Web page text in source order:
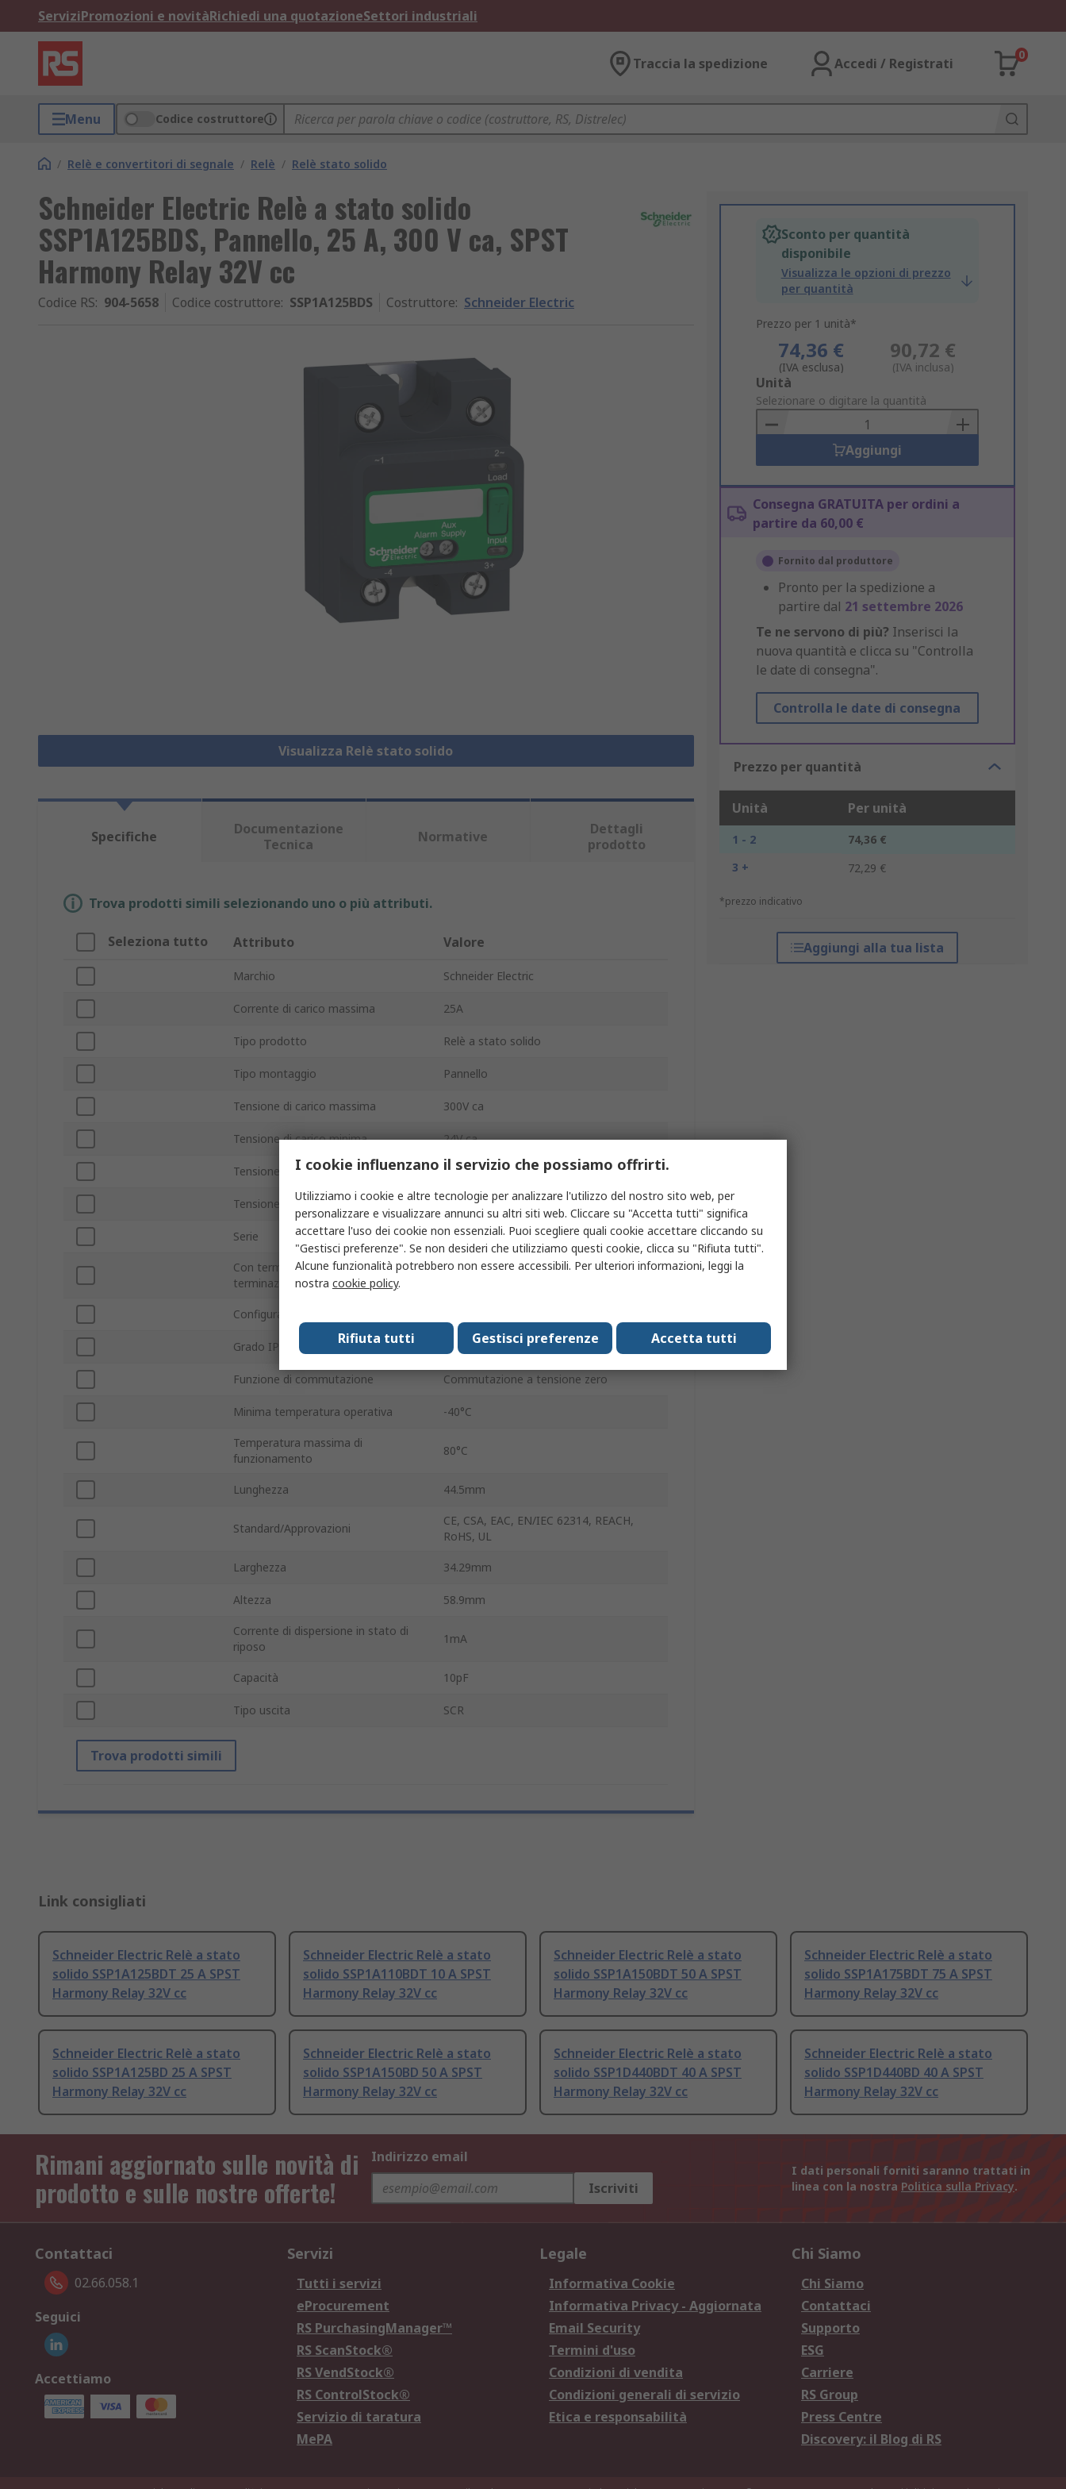
ServiziPromozioni e novitàRichiedi una quotazioneSettori industriali
Traccia la spedizione Accedi / Registrati
0
Menu Codice costruttore
/ Relè e convertitori di segnale / Relè / Relè stato solido
Schneider Electric Relè a stato solido
SSP1A125BDS, Pannello, 25 A, 300 V ca, SPST
Harmony Relay 32V cc
Codice RS: 904-5658 Codice costruttore: SSP1A125BDS Costruttore: Schneider Electric
Visualizza Relè stato solido
Sconto per quantità
disponibile
Visualizza le opzioni di prezzo
per quantità
Prezzo per 1 unità*
74,36 €
(IVA esclusa)
90,72 €
(IVA inclusa)
Add
to
Basket
Unità
Selezionare o digitare la quantità
Aggiungi
Consegna GRATUITA per ordini a
partire da 60,00 €
Fornito dal produttore
Pronto per la spedizione a
partire dal 21 settembre 2026
Te ne servono di più? Inserisci la
nuova quantità e clicca su "Controlla
le date di consegna".
Controlla le date di consegna
Prezzo per quantità
Unità Per unità
1 - 2
74,36 €
3 +
72,29 €
*prezzo indicativo
Aggiungi alla tua lista
Specifiche
Documentazione
Tecnica
Normative
Dettagli
prodotto
Trova prodotti simili selezionando uno o più attributi.
Seleziona tutto Attributo Valore
Marchio Schneider Electric
Corrente di carico massima 25A
Tipo prodotto Relè a stato solido
Tipo montaggio Pannello
Tensione di carico massima 300V ca
Tensione di carico minima 24V ca
Tensione minima di controllo 3V cc
Tensione massima di controllo 32V cc
Serie Harmony Relay
Con terminazione/senza
terminazione
Configurazione contatto
Grado IP IP20
Funzione di commutazione Commutazione a tensione zero
Minima temperatura operativa -40°C
Temperatura massima di
funzionamento
80°C
Lunghezza 44.5mm
Standard/Approvazioni
CE, CSA, EAC, EN/IEC 62314, REACH,
RoHS, UL
Larghezza 34.29mm
Altezza 58.9mm
Corrente di dispersione in stato di
riposo
1mA
Capacità 10pF
Tipo uscita SCR
Trova prodotti simili
Link consigliati
Schneider Electric Relè a stato
solido SSP1A125BDT 25 A SPST
Harmony Relay 32V cc
Schneider Electric Relè a stato
solido SSP1A110BDT 10 A SPST
Harmony Relay 32V cc
Schneider Electric Relè a stato
solido SSP1A150BDT 50 A SPST
Harmony Relay 32V cc
Schneider Electric Relè a stato
solido SSP1A175BDT 75 A SPST
Harmony Relay 32V cc
Schneider Electric Relè a stato
solido SSP1A125BD 25 A SPST
Harmony Relay 32V cc
Schneider Electric Relè a stato
solido SSP1A150BD 50 A SPST
Harmony Relay 32V cc
Schneider Electric Relè a stato
solido SSP1D440BDT 40 A SPST
Harmony Relay 32V cc
Schneider Electric Relè a stato
solido SSP1D440BD 40 A SPST
Harmony Relay 32V cc
Rimani aggiornato sulle novità di
prodotto e sulle nostre offerte!
Indirizzo email
Iscriviti
I dati personali forniti saranno trattati in
linea con la nostra Politica sulla Privacy.
Contattaci
02.66.058.1
Seguici
Accettiamo
Servizi
Tutti i servizi
eProcurement
RS PurchasingManager™
RS ScanStock®
RS VendStock®
RS ControlStock®
Servizio di taratura
MePA
Legale
Informativa Cookie
Informativa Privacy - Aggiornata
Email Security
Termini d'uso
Condizioni di vendita
Condizioni generali di servizio
Etica e responsabilità
Chi Siamo
Chi Siamo
Contattaci
Supporto
ESG
Carriere
RS Group
Press Centre
Discovery: il Blog di RS
I cookie influenzano il servizio che possiamo offrirti.
Utilizziamo i cookie e altre tecnologie per analizzare l'utilizzo del nostro sito web, per
personalizzare e visualizzare annunci su altri siti web. Cliccare su "Accetta tutti" significa
accettare l'uso dei cookie non essenziali. Puoi scegliere quali cookie accettare cliccando su
"Gestisci preferenze". Se non desideri che utilizziamo questi cookie, clicca su "Rifiuta tutti".
Alcune funzionalità potrebbero non essere accessibili. Per ulteriori informazioni, leggi la
nostra cookie policy.
Accetta tutti
Gestisci preferenze
Rifiuta tutti